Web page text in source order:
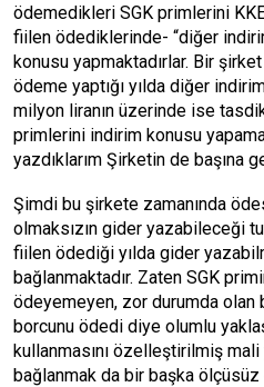
ödemedikleri SGK primlerini
fiilen ödediklerinde- “diğer
konusu yapmaktadırlar. Bir
ödeme yaptığı yılda diğer
milyon liranın üzerinde ise
primlerini indirim konusu
yazdıklarım Şirketin de başına
Şimdi bu şirkete zamanında
olmaksızın gider yazabileceği
fiilen ödediği yılda gider
bağlanmaktadır. Zaten SGK
ödeyemeyen, zor durumda olan
borcunu ödedi diye olumlu
kullanmasını özelleştirilmiş
bağlanmak da bir başka